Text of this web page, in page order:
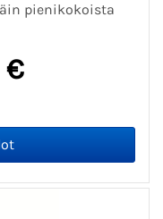
pienikokoista
€